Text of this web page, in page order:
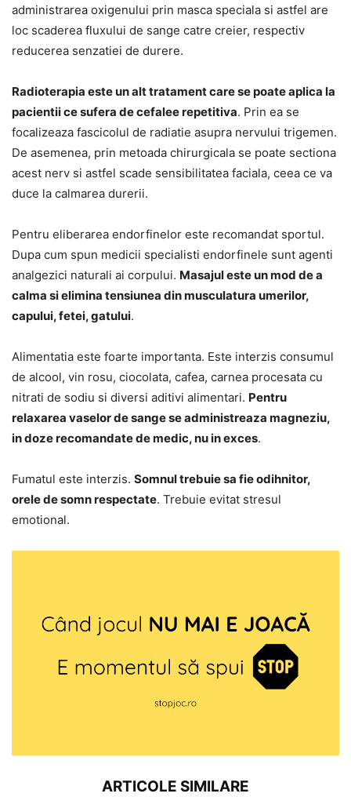
administrarea oxigenului prin masca speciala si astfel are
loc scaderea fluxului de sange catre creier, respectiv
reducerea senzatiei de durere.
Radioterapia este un alt tratament care se poate aplica la
pacientii ce sufera de cefalee repetitiva. Prin ea se
focalizeaza fascicolul de radiatie asupra nervului trigemen.
De asemenea, prin metoada chirurgicala se poate sectiona
acest nerv si astfel scade sensibilitatea faciala, ceea ce va
duce la calmarea durerii.
Pentru eliberarea endorfinelor este recomandat sportul.
Dupa cum spun medicii specialisti endorfinele sunt agenti
analgezici naturali ai corpului. Masajul este un mod de a
calma si elimina tensiunea din musculatura umerilor,
capului, fetei, gatului.
Alimentatia este foarte importanta. Este interzis consumul
de alcool, vin rosu, ciocolata, cafea, carnea procesata cu
nitrati de sodiu si diversi aditivi alimentari. Pentru
relaxarea vaselor de sange se administreaza magneziu,
in doze recomandate de medic, nu in exces.
Fumatul este interzis. Somnul trebuie sa fie odihnitor,
orele de somn respectate. Trebuie evitat stresul
emotional.
ARTICOLE SIMILARE